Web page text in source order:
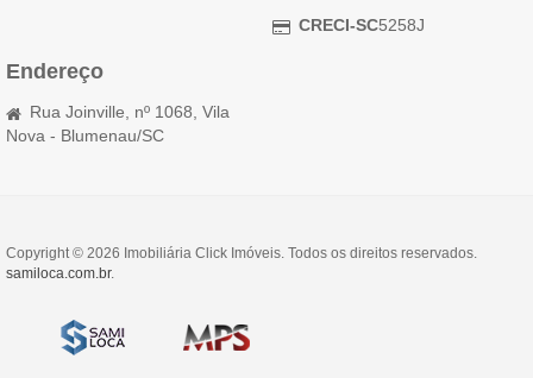
CRECI-SC5258J
Endereço
Rua Joinville, nº 1068, Vila
Nova - Blumenau/SC
Copyright © 2026 Imobiliária Click Imóveis. Todos os direitos reservados.
samiloca.com.br.